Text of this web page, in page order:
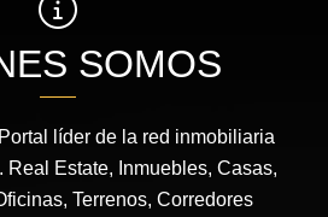
SOMOS
líder de la red inmobiliaria
Real Estate, Inmuebles, Casas,
Terrenos, Corredores